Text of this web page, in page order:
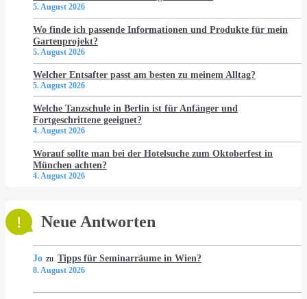
5. August 2026
Wo finde ich passende Informationen und Produkte für mein
Gartenprojekt?
5. August 2026
Welcher Entsafter passt am besten zu meinem Alltag?
5. August 2026
Welche Tanzschule in Berlin ist für Anfänger und
Fortgeschrittene geeignet?
4. August 2026
Worauf sollte man bei der Hotelsuche zum Oktoberfest in
München achten?
4. August 2026
Neue Antworten
Jo zu Tipps für Seminarräume in Wien?
8. August 2026